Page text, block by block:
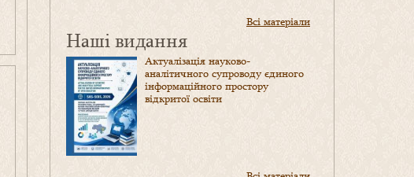
Всі матеріали
Наші видання
Актуалізація науково-
аналітичного супроводу єдиного
інформаційного простору
відкритої освіти